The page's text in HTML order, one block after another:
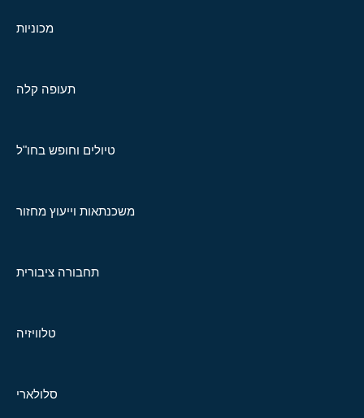
מכוניות
תעופה קלה
טיולים וחופש בחו"ל
משכנתאות וייעוץ מחזור
תחבורה ציבורית
טלוויזיה
סלולארי